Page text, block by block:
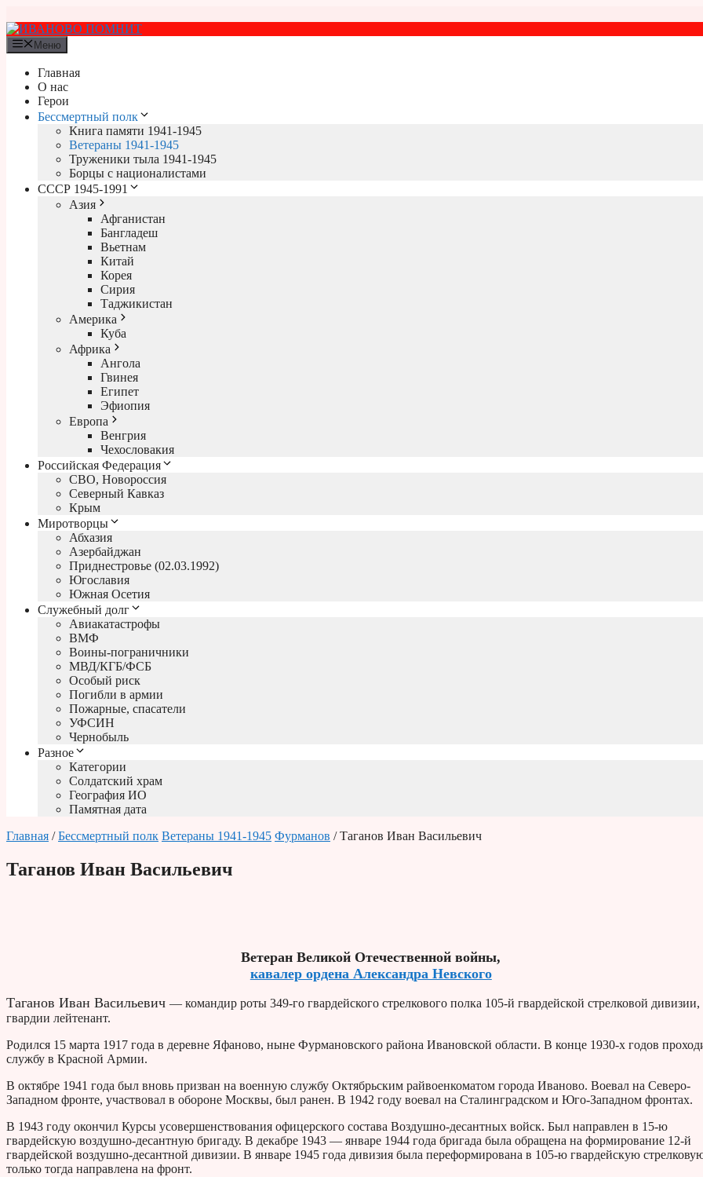
к
содержимому
Меню
Главная
О нас
Герои
Бессмертный полк
Книга памяти 1941-1945
Ветераны 1941-1945
Труженики тыла 1941-1945
Борцы с националистами
СССР 1945-1991
Азия
Афганистан
Бангладеш
Вьетнам
Китай
Корея
Сирия
Таджикистан
Америка
Куба
Африка
Ангола
Гвинея
Египет
Эфиопия
Европа
Венгрия
Чехословакия
Российская Федерация
СВО, Новороссия
Северный Кавказ
Крым
Миротворцы
Абхазия
Азербайджан
Приднестровье (02.03.1992)
Югославия
Южная Осетия
Служебный долг
Авиакатастрофы
ВМФ
Воины-пограничники
МВД/КГБ/ФСБ
Особый риск
Погибли в армии
Пожарные, спасатели
УФСИН
Чернобыль
Разное
Категории
Солдатский храм
География ИО
Памятная дата
Главная /Бессмертный полк Ветераны 1941-1945 Фурманов / Таганов Иван Васильевич
Таганов Иван Васильевич
Ветеран Великой Отечественной войны,
кавалер ордена Александра Невского
Таганов Иван Васильевич — командир роты 349-го гвардейского стрелкового полка 105-й гвардейской стрелковой дивизии,
гвардии лейтенант.
Родился 15 марта 1917 года в деревне Яфаново, ныне Фурмановского района Ивановской области. В конце 1930-х годов
службу в Красной Армии.
В октябре 1941 года был вновь призван на военную службу Октябрьским райвоенкоматом города Иваново. Воевал на Северо-
Западном фронте, участвовал в обороне Москвы, был ранен. В 1942 году воевал на Сталинградском и Юго-Западном фронтах.
В 1943 году окончил Курсы усовершенствования офицерского состава Воздушно-десантных войск. Был направлен в 15-ю
гвардейскую воздушно-десантную бригаду. В декабре 1943 — январе 1944 года бригада была обращена на формирование 12-й
гвардейской воздушно-десантной дивизии. В январе 1945 года дивизия была переформирована в 105-ю гвардейскую
только тогда направлена на фронт.